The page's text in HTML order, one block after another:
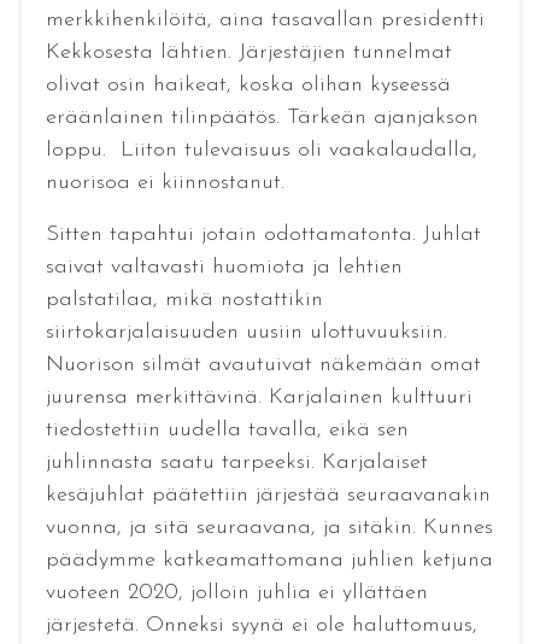
merkkihenkilöitä, aina tasavallan presidentti
Kekkosesta lähtien. Järjestäjien tunnelmat
olivat osin haikeat, koska olihan kyseessä
eräänlainen tilinpäätös. Tärkeän ajanjakson
loppu. Liiton tulevaisuus oli vaakalaudalla,
nuorisoa ei kiinnostanut.
Sitten tapahtui jotain odottamatonta. Juhlat
saivat valtavasti huomiota ja lehtien
palstatilaa, mikä nostattikin
siirtokarjalaisuuden uusiin ulottuvuuksiin.
Nuorison silmät avautuivat näkemään omat
juurensa merkittävinä. Karjalainen kulttuuri
tiedostettiin uudella tavalla, eikä sen
juhlinnasta saatu tarpeeksi. Karjalaiset
kesäjuhlat päätettiin järjestää seuraavanakin
vuonna, ja sitä seuraavana, ja sitäkin. Kunnes
päädymme katkeamattomana juhlien ketjuna
vuoteen 2020, jolloin juhlia ei yllättäen
järjestetä. Onneksi syynä ei ole haluttomuus,